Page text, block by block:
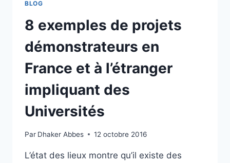
BLOG
8 exemples de projets
démonstrateurs en
France et à l’étranger
impliquant des
Universités
Par Dhaker Abbes 12 octobre 2016
L’état des lieux montre qu’il existe des